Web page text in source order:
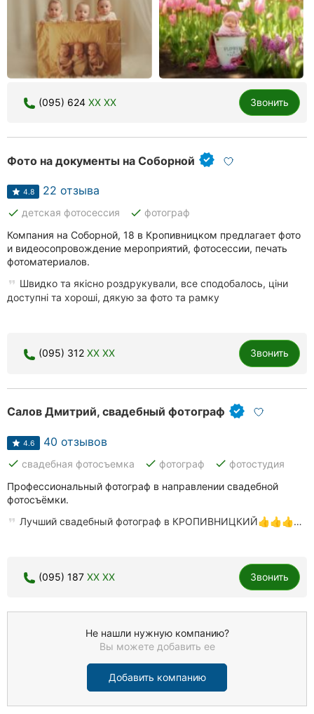
(095) 624 XX XX Звонить
Фото на документы на Соборной
4.8 22 отзыва
done детская фотосессия done фотограф
Компания на Соборной, 18 в Кропивницком предлагает фото
и видеосопровождение мероприятий, фотосессии, печать
фотоматериалов.
Швидко та якісно роздрукували, все сподобалось, ціни
доступні та хороші, дякую за фото та рамку
(095) 312 XX XX Звонить
Салов Дмитрий, свадебный фотограф
4.6 40 отзывов
done свадебная фотосъемка done фотограф done фотостудия
Профессиональный фотограф в направлении свадебной
фотосъёмки.
Лучший свадебный фотограф в КРОПИВНИЦКИЙ👍👍👍…
(095) 187 XX XX Звонить
Не нашли нужную компанию?
Вы можете добавить ее
Добавить компанию